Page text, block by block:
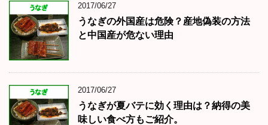
2017/06/27
うなぎの外国産は危険？産地偽装の方法
と中国産が危ない理由
2017/06/27
うなぎが夏バテに効く理由は？納得の美
味しい食べ方もご紹介。